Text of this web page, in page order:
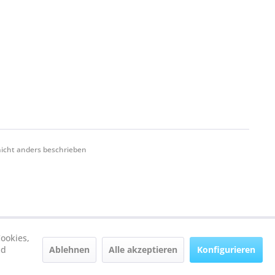
anders beschrieben
Ablehnen Alle akzeptieren Konfigurieren